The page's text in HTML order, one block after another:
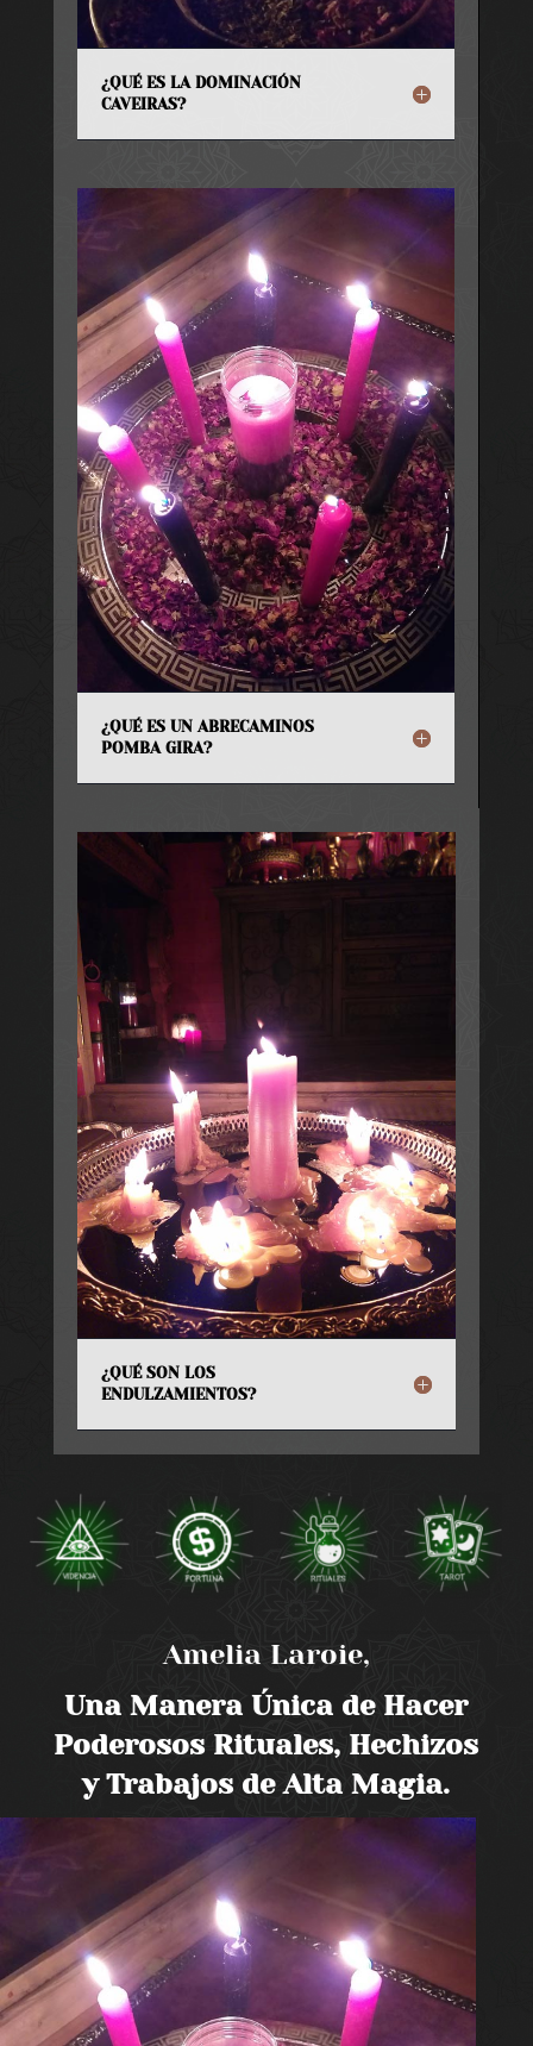
¿QUÉ ES LA DOMINACIÓN
CAVEIRAS?
¿QUÉ ES UN ABRECAMINOS
POMBA GIRA?
¿QUÉ SON LOS
ENDULZAMIENTOS?
Amelia Laroie,
Una Manera Única de Hacer
Poderosos Rituales, Hechizos
y Trabajos de Alta Magia.